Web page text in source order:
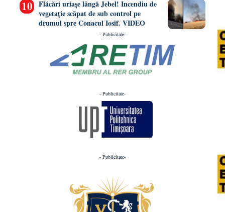
Flăcări uriașe lângă Jebel! Incendiu de
vegetație scăpat de sub control pe
drumul spre Conacul Iosif. VIDEO
- Publicitate-
- Publicitate-
- Publicitate-